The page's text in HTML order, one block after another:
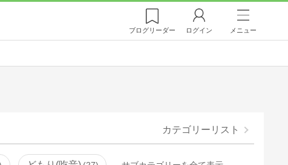
ブログリーダー ログイン メニュー
カテゴリーリスト